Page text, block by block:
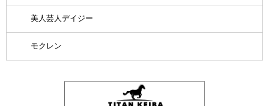
美人芸人デイジー
モクレン